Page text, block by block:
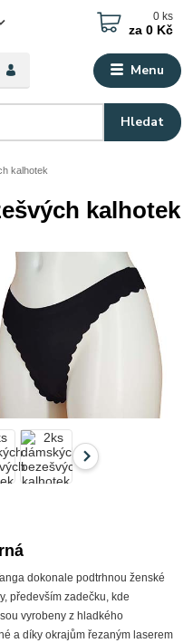
Menu
Hledat
0 ks
za 0 Kč
kalhotek
kalhotek
dokonale podtrhnou ženské
především zadečku, kde
vyrobeny z hladkého
a díky okrajům řezaným laserem